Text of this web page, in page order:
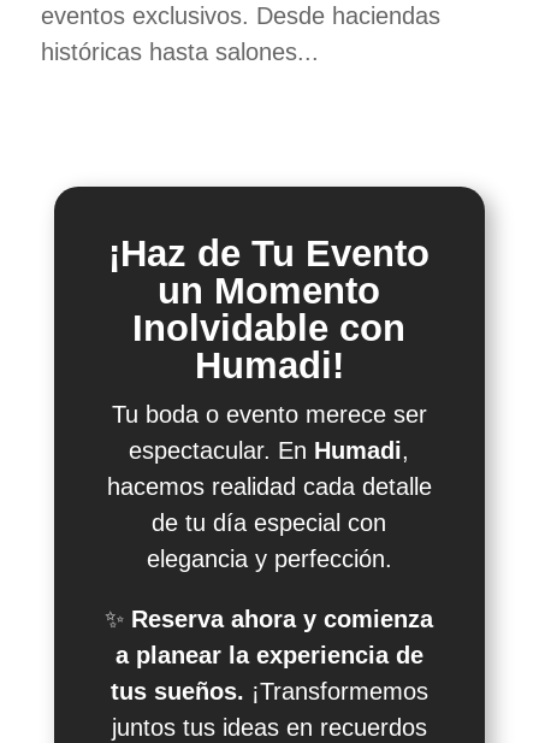
eventos exclusivos. Desde haciendas
históricas hasta salones...
¡Haz de Tu Evento
un Momento
Inolvidable con
Humadi!
Tu boda o evento merece ser
espectacular. En Humadi,
hacemos realidad cada detalle
de tu día especial con
elegancia y perfección.
✨ Reserva ahora y comienza
a planear la experiencia de
tus sueños. ¡Transformemos
juntos tus ideas en recuerdos